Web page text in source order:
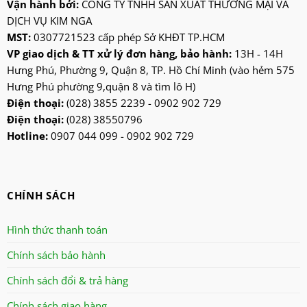
kangen
kdk
ktp
lifan
Mitsubishi
nanoco
ninosun
oulai
Panasonic
robot
Vận hành bởi: CÔNG TY TNHH SẢN XUẤT THƯƠNG MẠI VÀ
DỊCH VỤ KIM NGA
MST: 0307721523 cấp phép Sở KHĐT TP.HCM
VP giao dịch & TT xử lý đơn hàng, bảo hành:13H - 14H
Hưng Phú, Phường 9, Quận 8, TP. Hồ Chí Minh (vào hẻm 575
Hưng Phú phường 9,quận 8 và tìm lô H)
Điện thoại: (028) 3855 2239 - 0902 902 729
Điện thoại: (028) 38550796
Hotline:0907 044 099 - 0902 902 729
CHÍNH SÁCH
Hình thức thanh toán
Chính sách bảo hành
Chính sách đổi & trả hàng